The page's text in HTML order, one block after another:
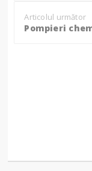
Articolul următor